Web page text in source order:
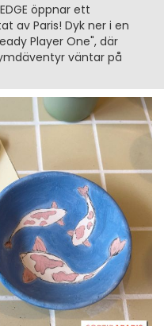
öppnar ett
av Paris! Dyk ner i en
Player One", där
väntar på